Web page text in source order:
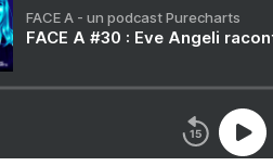
FACE A - un podcast Purecharts
FACE A #30 : Eve Angeli